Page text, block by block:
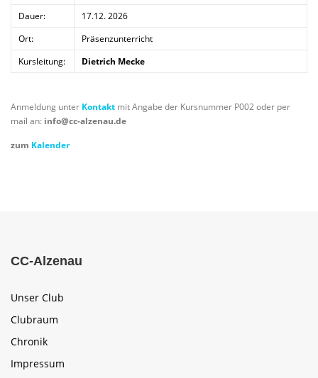
Dauer:
17.12. 2026
Ort:
Präsenzunterricht
Kursleitung:
Dietrich Mecke
Anmeldung unter Kontakt mit Angabe der Kursnummer P002 oder per
mail an: info@cc-alzenau.de
zum Kalender
CC-Alzenau
Unser Club
Clubraum
Chronik
Impressum